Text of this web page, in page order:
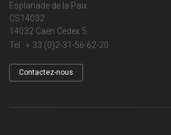
Esplanade de la Paix
CS14032
14032 Caen Cedex 5
Tel : + 33 (0)2-31-56-62-20
Contactez-nous